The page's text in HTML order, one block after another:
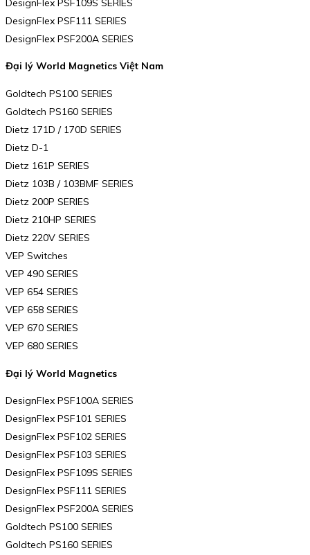
DesignFlex PSF109S SERIES
DesignFlex PSF111 SERIES
DesignFlex PSF200A SERIES
Đại lý World Magnetics Việt Nam
Goldtech PS100 SERIES
Goldtech PS160 SERIES
Dietz 171D / 170D SERIES
Dietz D-1
Dietz 161P SERIES
Dietz 103B / 103BMF SERIES
Dietz 200P SERIES
Dietz 210HP SERIES
Dietz 220V SERIES
VEP Switches
VEP 490 SERIES
VEP 654 SERIES
VEP 658 SERIES
VEP 670 SERIES
VEP 680 SERIES
Đại lý World Magnetics
DesignFlex PSF100A SERIES
DesignFlex PSF101 SERIES
DesignFlex PSF102 SERIES
DesignFlex PSF103 SERIES
DesignFlex PSF109S SERIES
DesignFlex PSF111 SERIES
DesignFlex PSF200A SERIES
Goldtech PS100 SERIES
Goldtech PS160 SERIES